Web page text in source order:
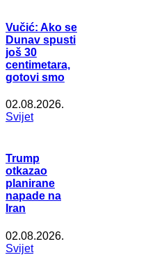
Vučić: Ako se
Dunav spusti
još 30
centimetara,
gotovi smo
02.08.2026.
Svijet
Trump
otkazao
planirane
napade na
Iran
02.08.2026.
Svijet